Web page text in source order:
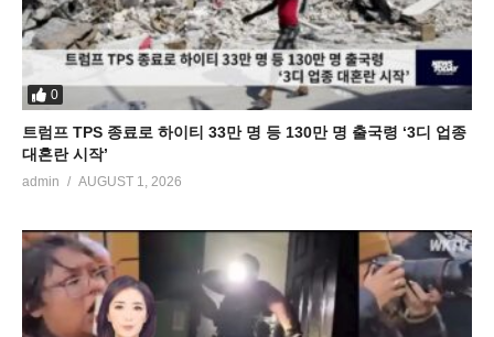
0
트럼프 TPS 종료로 하이티 33만 명 등 130만 명 출국령 ‘3디 업종
대혼란 시작’
admin AUGUST 1, 2026